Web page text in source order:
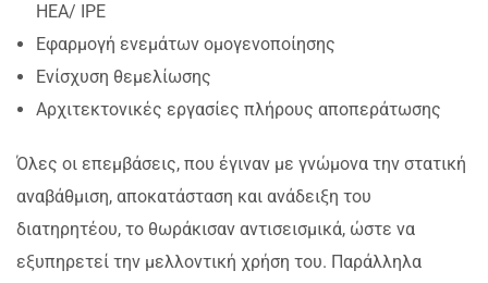
ΗΕΑ/ ΙΡΕ
Εφαρμογή ενεμάτων ομογενοποίησης
Ενίσχυση θεμελίωσης
Αρχιτεκτονικές εργασίες πλήρους αποπεράτωσης
Όλες οι επεμβάσεις, που έγιναν με γνώμονα την στατική
αναβάθμιση, αποκατάσταση και ανάδειξη του
διατηρητέου, το θωράκισαν αντισεισμικά, ώστε να
εξυπηρετεί την μελλοντική χρήση του. Παράλληλα